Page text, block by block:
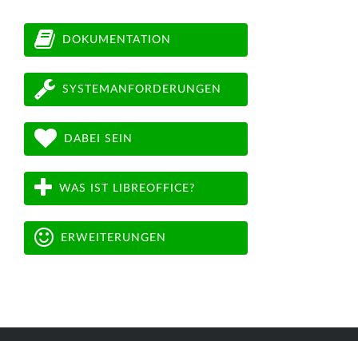
DOKUMENTATION
SYSTEMANFORDERUNGEN
DABEI SEIN
WAS IST LIBREOFFICE?
ERWEITERUNGEN